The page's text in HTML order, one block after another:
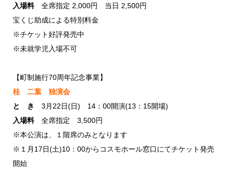
入場料全席指定 2,000円 当日 2,500円
宝くじ助成による特別料金
※チケット好評発売中
※未就学児入場不可
【町制施行70周年記念事業】
桂 二葉 独演会
と き
3月22日(日) 14：00開演(13：15開場)
入場料全席指定 3,500円
※本公演は、１階席のみとなります
※１月17日(土)10：00からコスモホール窓口にてチケット発売
開始